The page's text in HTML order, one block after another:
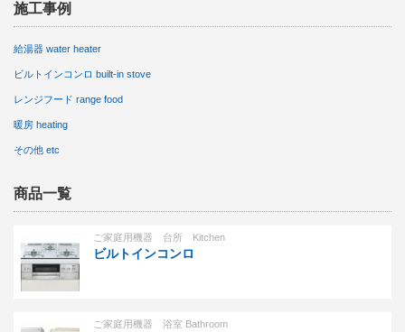
施工事例
給湯器 water heater
ビルトインコンロ built-in stove
レンジフード range food
暖房 heating
その他 etc
商品一覧
ご家庭用機器 台所 Kitchen
ビルトインコンロ
ご家庭用機器 浴室 Bathroom